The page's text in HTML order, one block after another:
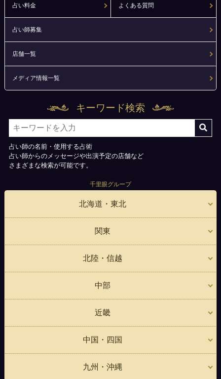
占い料金 よくある質問
占い師募集
店舗一覧
メディア情報一覧
キーワード検索
占い師の名前・使用する占術
占い師からのメッセージや出演予定の店舗など
さまざまな検索が可能です。
千里眼グループ
北海道・東北
関東
北陸・信越
中部
近畿
中国・四国
九州・沖縄